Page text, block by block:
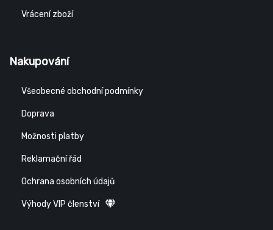
Vrácení zboží
Nakupování
Všeobecné obchodní podmínky
Doprava
Možnosti platby
Reklamační řád
Ochrana osobních údajů
Výhody VIP členství